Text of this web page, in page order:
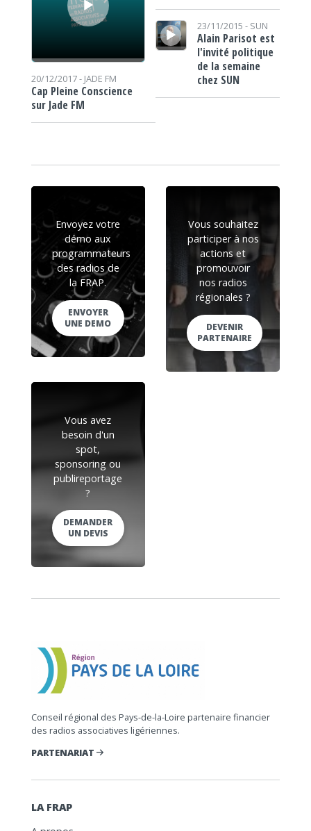
20/12/2017 - JADE FM
Cap Pleine Conscience
sur Jade FM
Lecteur audio
23/11/2015 - SUN
Alain Parisot est
l'invité politique
de la semaine
chez SUN
Envoyez votre
démo aux
programmateurs
des radios de
la FRAP.
ENVOYER
UNE DEMO
Vous souhaitez
participer à nos
actions et
promouvoir
nos radios
régionales ?
DEVENIR
PARTENAIRE
Vous avez
besoin d'un
spot,
sponsoring ou
publireportage
?
DEMANDER
UN DEVIS
Conseil régional des Pays-de-la-Loire partenaire financier
des radios associatives ligériennes.
PARTENARIAT
LA FRAP